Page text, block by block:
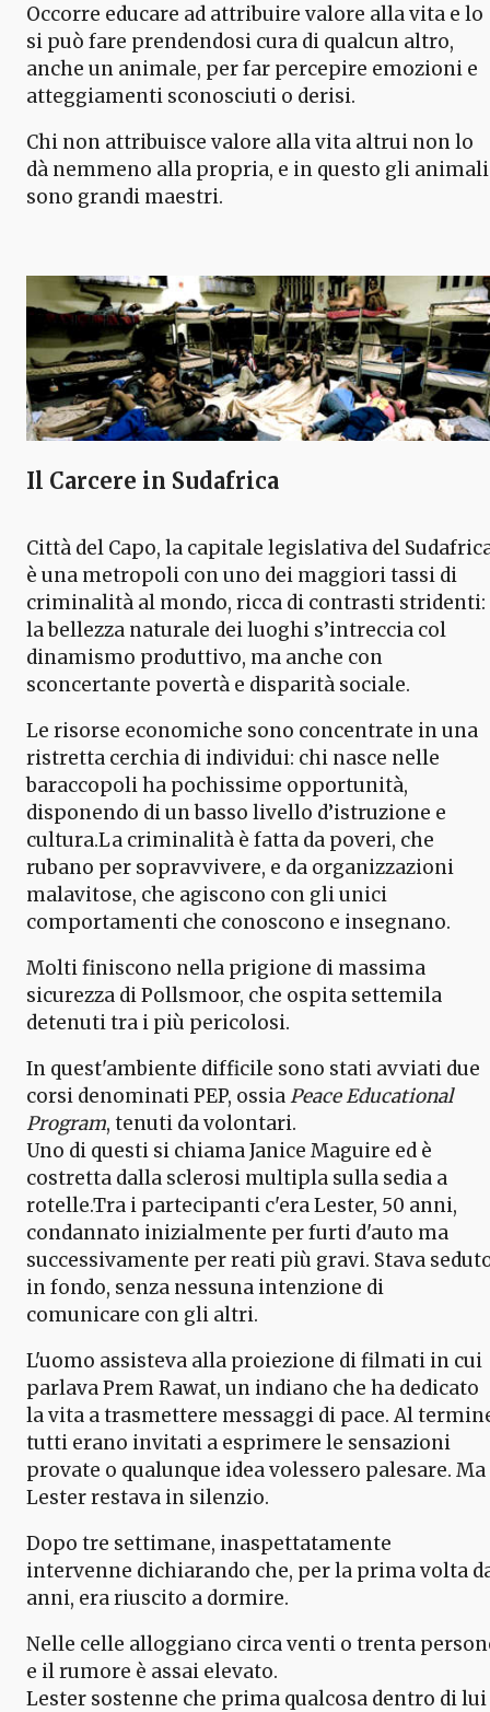
Occorre educare ad attribuire valore alla vita e lo
si può fare prendendosi cura di qualcun altro,
anche un animale, per far percepire emozioni e
atteggiamenti sconosciuti o derisi.
Chi non attribuisce valore alla vita altrui non lo
dà nemmeno alla propria, e in questo gli animali
sono grandi maestri.
Il Carcere in Sudafrica
Città del Capo, la capitale legislativa del
è una metropoli con uno dei maggiori tassi di
criminalità al mondo, ricca di contrasti stridenti:
la bellezza naturale dei luoghi s’intreccia col
dinamismo produttivo, ma anche con
sconcertante povertà e disparità sociale.
Le risorse economiche sono concentrate in una
ristretta cerchia di individui: chi nasce nelle
baraccopoli ha pochissime opportunità,
disponendo di un basso livello d’istruzione e
cultura.La criminalità è fatta da poveri, che
rubano per sopravvivere, e da organizzazioni
malavitose, che agiscono con gli unici
comportamenti che conoscono e insegnano.
Molti finiscono nella prigione di massima
sicurezza di Pollsmoor, che ospita settemila
detenuti tra i più pericolosi.
In quest'ambiente difficile sono stati avviati due
corsi denominati PEP, ossiaPeace Educational
Program, tenuti da volontari.
Uno di questi si chiama Janice Maguire ed è
costretta dalla sclerosi multipla sulla sedia a
rotelle.Tra i partecipanti c'era Lester, 50 anni,
condannato inizialmente per furti d'auto ma
successivamente per reati più gravi. Stava
in fondo, senza nessuna intenzione di
comunicare con gli altri.
L'uomo assisteva alla proiezione di filmati in cui
parlava Prem Rawat, un indiano che ha dedicato
la vita a trasmettere messaggi di pace. Al
tutti erano invitati a esprimere le sensazioni
provate o qualunque idea volessero palesare. Ma
Lester restava in silenzio.
Dopo tre settimane, inaspettatamente
intervenne dichiarando che, per la prima volta
anni, era riuscito a dormire.
Nelle celle alloggiano circa venti o trenta
e il rumore è assai elevato.
Lester sostenne che prima qualcosa dentro di lui